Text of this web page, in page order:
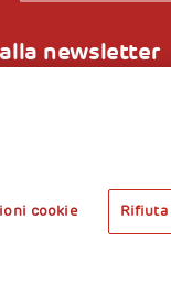
newsletter
cookie